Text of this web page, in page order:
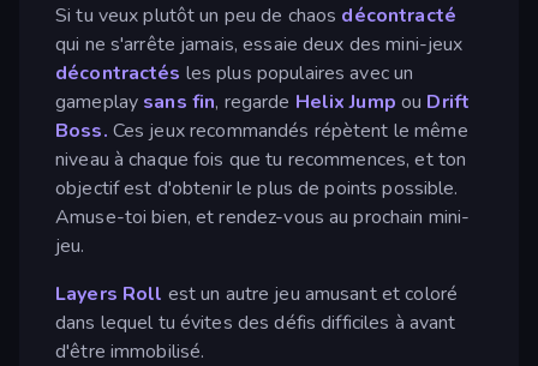
Si tu veux plutôt un peu de chaos décontracté
qui ne s'arrête jamais, essaie deux des mini-jeux
décontractés les plus populaires avec un
gameplay sans fin, regarde Helix Jump ou Drift
Boss. Ces jeux recommandés répètent le même
niveau à chaque fois que tu recommences, et ton
objectif est d'obtenir le plus de points possible.
Amuse-toi bien, et rendez-vous au prochain mini-
jeu.
Layers Roll est un autre jeu amusant et coloré
dans lequel tu évites des défis difficiles à avant
d'être immobilisé.